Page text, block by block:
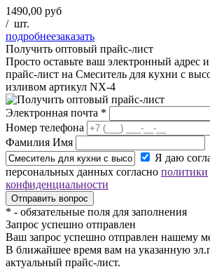
1490,00 руб
/ шт.
подробнеезаказать
Получить оптовый прайс-лист
Просто оставьте ваш электронный
прайс-лист на Смеситель для кухни с
изливом артикул NX-4
Электронная почта *
Номер телефона
Фамилия Имя
Я даю
персональных данных согласно политики
конфиденциальности
* - обязательные поля для заполнения
Запрос успешно отправлен
Ваш запрос успешно отправлен нашему
В ближайшее время вам на указанную
актуальный прайс-лист.